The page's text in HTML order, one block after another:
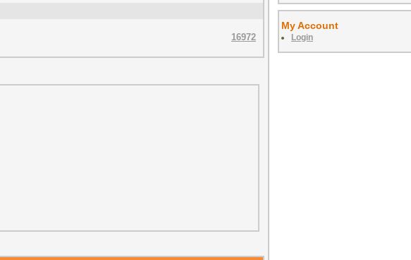
16972
My Account
Login